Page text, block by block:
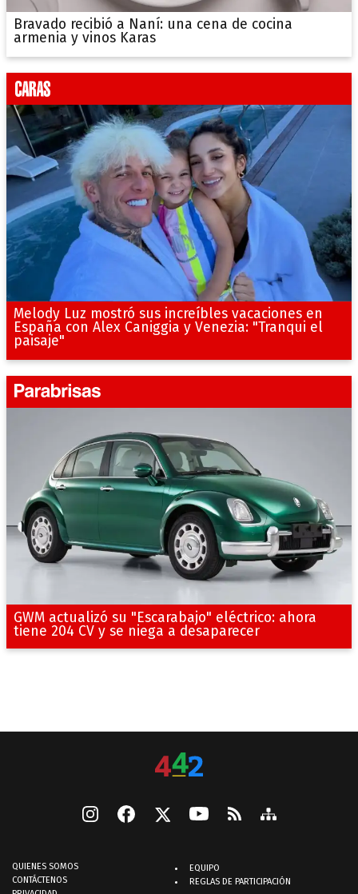
Bravado recibió a Naní: una cena de cocina
armenia y vinos Karas
Melody Luz mostró sus increíbles vacaciones en
España con Alex Caniggia y Venezia: "Tranqui el
paisaje"
GWM actualizó su "Escarabajo" eléctrico: ahora
tiene 204 CV y se niega a desaparecer
QUIENES SOMOS
CONTÁCTENOS
EQUIPO
REGLAS DE PARTICIPACIÓN